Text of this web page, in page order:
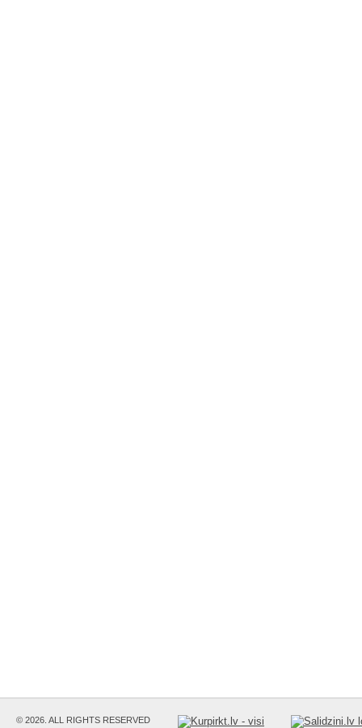
© 2026. ALL RIGHTS RESERVED